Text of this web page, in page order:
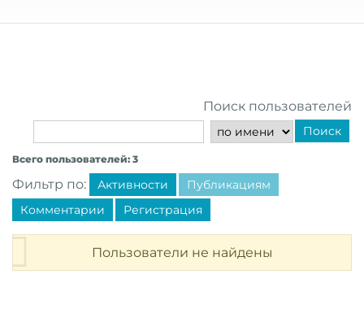
Поиск пользователей
Поиск
Всего пользователей: 3
Фильтр по: Активности
Публикациям
Комментарии
Регистрация
Пользователи не найдены